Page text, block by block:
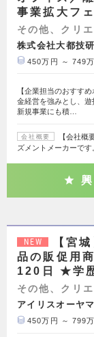
事業拡大フ
その他、クリ
株式会社大都技研
450万円 ～ 749
【企業担当のおすす
金経営を強みとし、遊
新規事業にも積…
会社概要
【会社概
ズメントメーカーで
NEW
【宮
品の販促用
120日 ★学
その他、クリ
アイリスオーヤ
450万円 ～ 799